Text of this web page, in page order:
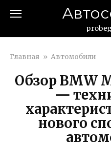
Главная » Автомобили
Обзор BMW
—
нового